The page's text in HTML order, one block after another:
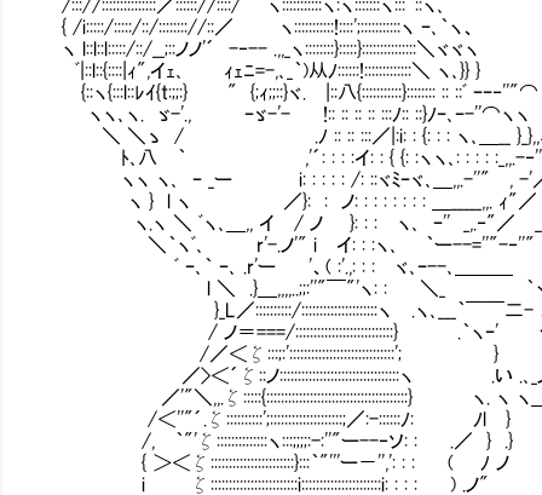
/::://:::::::::::::::／:::::://::::/ ヽ:::::::::::ヽ:ヽ:::::::ヽ:::｀::ヽ､ 【
{ /i:::::/:::::/::/:::::::://::／ ヽ:::::::::::!::::';:::::::::::ヽ ｰ､｀ヽ、
ヽ l::l::l:::::/::/__;::ノノ'´ -‐-- .,,_ヽ::::::::}:::::}:::::::::::::::＼ヾヾ
ﾞ|::l::{::::|ｨ",イｪ､ ｨｪﾆ=-,､_｀)从ﾉ::::::!:::::::::::::＼ ヽ､}} }
{::ヽ{:::l::ﾚｲ{t:;;:} " {;ｨ;;::}ヾ. |::八{:::::::::::}:::::::: :: ::ﾞ ｰｰ‐''"⌒
ヽヽ､ヽ. ゞ-'., ｰゞ-'- !:: :: :: :: :::ﾉ:: ::}ﾉｰ､ｰ-''⌒ヽ
＼ ＼ゝ / .ﾉ :: :: :::／|:i: : {: : : ヽ､＿__ }_},,ｨｰ
ﾄ､八 ｀ ,'´: : : :イ: : { {: :ヽヽ､: : : : :_,,.-‐''"
ヽヽ ヽ､ ｰ _ー i: : : : : /: ::ヾﾐｰヾ､＿,,.-''" , -'
ヽ } l ヽ ／}: : ノ: : : : : : : : ＿_____,,. ｨ"／
ヽ.ヽ ＼ ﾞヽ､＿,, イ / ノ }: : : ヽ､ ｰ'' _,.‐"／
＼｀ヽﾞ､ r'-.ノ'" i イ: : :ヽ､ ｀ー--=''"-
ﾞ ｰ､｀ ｰ､ .r'ー '、( :'.,: : : ヾ､ｰ--､＿＿
l ＼ .}＿,,,,..;;:''"￣"'ヽ: : ＼_ ｀
}_L／::::::::::/:::::::::::::::::::::ヽ .ヽ､___｀￣￣二- 、
/ ノ＝===/:::::::::::::::::::::::::::} .｀ヽｰ'
/／＜ζ:::;:':::::::::::::::::::::::::::::'; }
／>＜´ζ::ノ:::::::::::::::::::::::::::::::::ヽ .い .､_
／'"＼,,.ζ:::::{:::::::::::::::::::::::::::::::::::::::} ヽ. ヽ ヽ＿
/＜''"´.ζ::::::::::';::::::::::::::::::::;／:-::::::ﾉ: ﾉl }
/, ｀"'ζ::::::::::::::ヽ:::;;;;:-:''"ー--‐ソ: : .／ } .}
{ ＞＜ζ:::::::::::::::::::::::}:::｀"'''ー－'',': : : ( ﾉ ノ
i ζ::::::::::::::::::::::::i::::::::::::::::::::::i: : : : ) .ノ"